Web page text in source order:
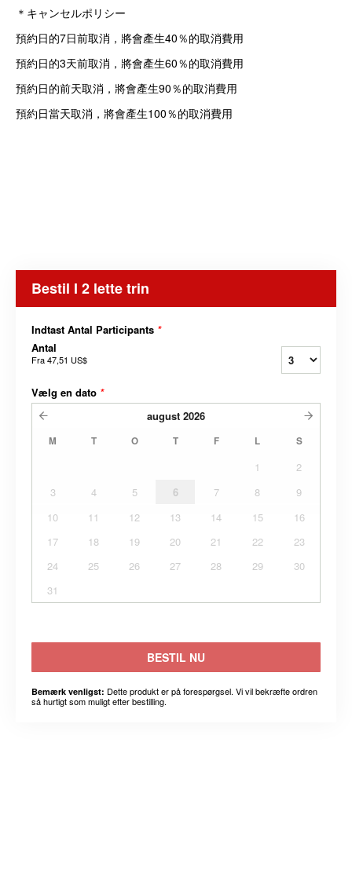
＊キャンセルポリシー
預約日的7日前取消，將會產生40％的取消費用
預約日的3天前取消，將會產生60％的取消費用
預約日的前天取消，將會產生90％的取消費用
預約日當天取消，將會產生100％的取消費用
Bestil I 2 lette trin
Indtast Antal Participants *
Antal
Fra47,51 US$
Vælg en dato *
august 2026
M T O T F L S
1
2
3
4 5 6 7 8
9
10
11 12 13 14 15
16
17
18 19 20 21 22
23
24
25 26 27 28 29
30
31
BESTIL NU
Bemærk venligst: Dette produkt er på forespørgsel. Vi vil bekræfte ordren
så hurtigt som muligt efter bestilling.